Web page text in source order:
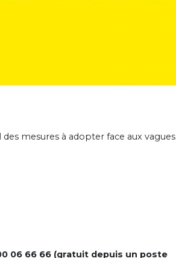
mesures à adopter face aux vagues
06 66 66 (gratuit depuis un poste